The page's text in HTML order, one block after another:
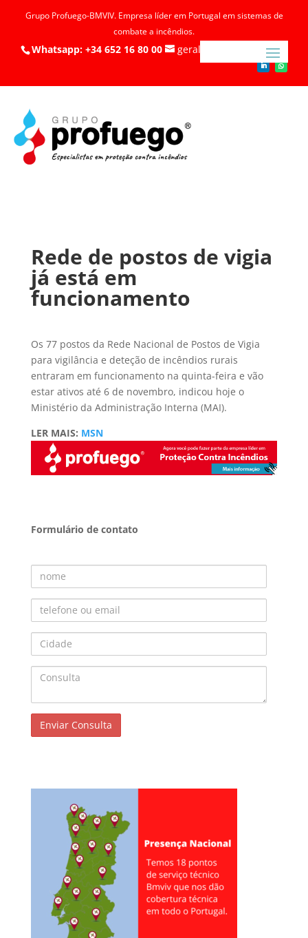
Grupo Profuego-BMVIV. Empresa líder em Portugal em sistemas de
combate a incêndios.
Whatsapp: +34 652 16 80 00 geral@profuego.pt
Rede de postos de vigia
já está em
funcionamento
Os 77 postos da Rede Nacional de Postos de Vigia
para vigilância e deteção de incêndios rurais
entraram em funcionamento na quinta-feira e vão
estar ativos até 6 de novembro, indicou hoje o
Ministério da Administração Interna (MAI).
LER MAIS: MSN
Formulário de contato
Nome
Telefone ou Email
Cidade
Consulta